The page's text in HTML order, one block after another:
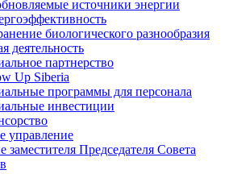
источники энергии
биологического разнообразия
деятельность
партнерство
Up Siberia
программы для персонала
инвестиции
управление
Председателя Совета